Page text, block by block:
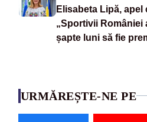
Elisabeta Lipă,
„Sportivii României
șapte luni să fie
URMĂREȘTE-NE PE